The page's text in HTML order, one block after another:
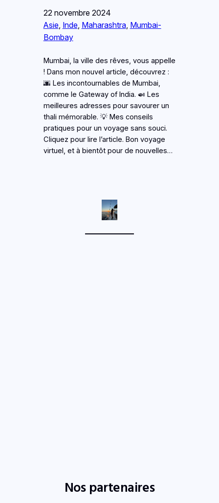
22 novembre 2024
Asie, Inde, Maharashtra, Mumbai-
Bombay
Mumbai, la ville des rêves, vous appelle
! Dans mon nouvel article, découvrez :
🌆 Les incontournables de Mumbai,
comme le Gateway of India. 🍛 Les
meilleures adresses pour savourer un
thali mémorable. 💡 Mes conseils
pratiques pour un voyage sans souci.
Cliquez pour lire l’article. Bon voyage
virtuel, et à bientôt pour de nouvelles…
Nos partenaires